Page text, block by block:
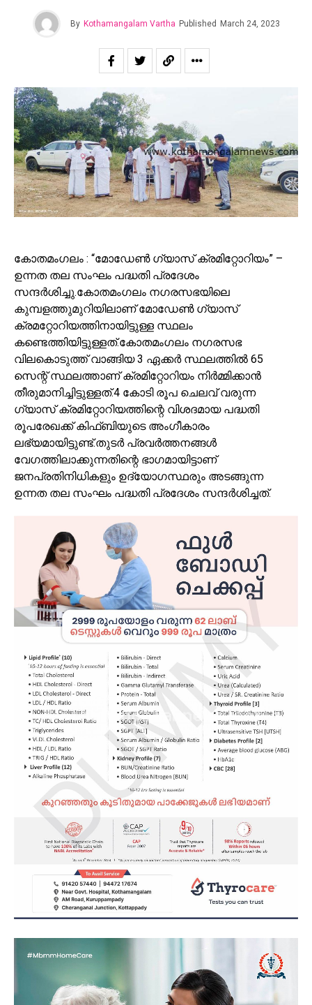
By Kothamangalam Vartha Published March 24, 2023
കോതമംഗലം : “മോഡേൺ ഗ്യാസ് ക്രമിറ്റോറിയം” –
ഉന്നത തല സംഘം പദ്ധതി പ്രദേശം
സന്ദർശിച്ചു.കോതമംഗലം നഗരസഭയിലെ
കുമ്പളത്തുമുറിയിലാണ് മോഡേൺ ഗ്യാസ്
ക്രമറ്റോറിയത്തിനായിട്ടുള്ള സ്ഥലം
കണ്ടെത്തിയിട്ടുള്ളത്.കോതമംഗലം നഗരസഭ
വിലകൊടുത്ത് വാങ്ങിയ 3 ഏക്കർ സ്ഥലത്തിൽ 65
സെന്റ് സ്ഥലത്താണ് ക്രമിറ്റോറിയം നിർമ്മിക്കാൻ
തീരുമാനിച്ചിട്ടുള്ളത്.4 കോടി രൂപ ചെലവ് വരുന്ന
ഗ്യാസ് ക്രമിറ്റോറിയത്തിന്റെ വിശദമായ പദ്ധതി
രൂപരേഖക്ക് കിഫ്‌ബിയുടെ അംഗീകാരം
ലഭ്യമായിട്ടുണ്ട്.തുടർ പ്രവർത്തനങ്ങൾ
വേഗത്തിലാക്കുന്നതിന്റെ ഭാഗമായിട്ടാണ്
ജനപ്രതിനിധികളും ഉദ്യോഗസ്ഥരും അടങ്ങുന്ന
ഉന്നത തല സംഘം പദ്ധതി പ്രദേശം സന്ദർശിച്ചത്.